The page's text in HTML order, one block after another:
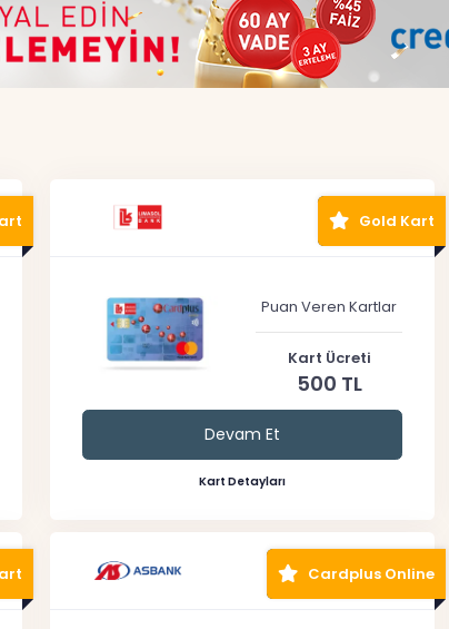
Gold Kart
Puan Veren Kartlar
Kart Ücreti
500 TL
Devam Et
Kart Detayları
Cardplus Online